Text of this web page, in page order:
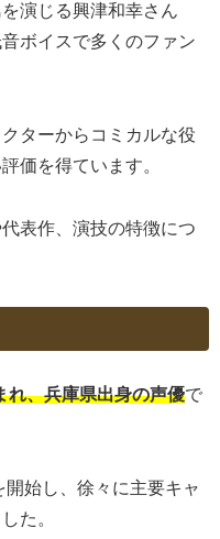
演じる興津和幸さん
ボイスで多くのファン
ターからコミカルな役
価を得ています。
表作、演技の特徴につ
れ、兵庫県出身の声優で
始し、徐々に主要キャ
た。